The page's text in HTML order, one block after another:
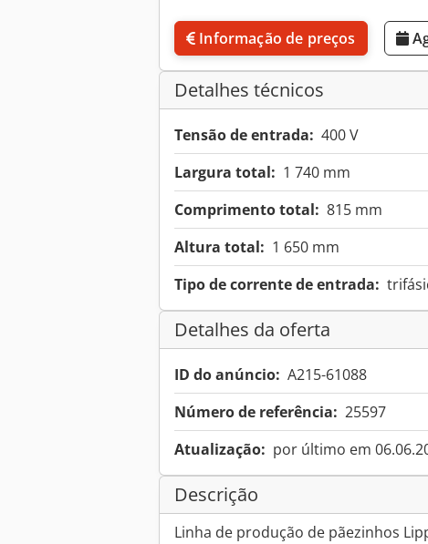
Informação de preços
Detalhes técnicos
Tensão de entrada: 400 V
Largura total: 1 740 mm
Comprimento total: 815 mm
Altura total: 1 650 mm
Tipo de corrente de entrada:
Detalhes da oferta
ID do anúncio: A215-61088
Número de referência: 25597
Atualização: por último em
Descrição
Linha de produção de pãezinhos